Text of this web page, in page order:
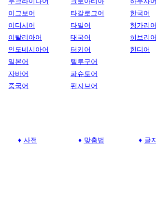
이그보어
이디시어
이탈리아어
인도네시아어
일본어
자바어
중국어
타갈로그어
타밀어
태국어
터키어
텔루구어
파슈토어
펀자브어
한국어
헝가리어
히브리어
힌디어
사전 맞춤법 글